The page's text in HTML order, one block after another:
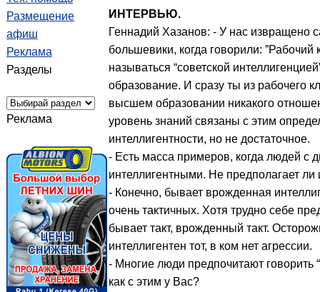
Размещение
афиш
Реклама
Разделы
Реклама
ИНТЕРВЬЮ.
Геннадий Хазанов: - У нас извращено
большевики, когда говорили: ”Рабочий
называться “советской
образование. И сразу ты из рабочего
высшем образовании никакого
уровень знаний связаны с этим
интеллигентности, но не достаточное.
- Есть масса примеров, когда людей с
интеллигентными. Не предполагает ли
- Конечно, бывает врожденная
очень тактичных. Хотя трудно себе
бывает такт, врожденный такт.
интеллигентен тот, в ком нет агрессии.
- Многие люди предпочитают говорить
как с этим у Вас?